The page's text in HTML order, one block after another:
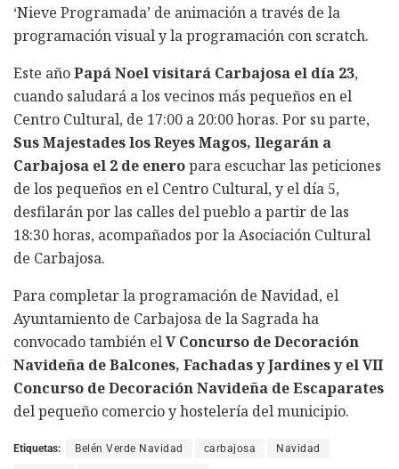
‘Nieve Programada’ de animación a través de la
programación visual y la programación con scratch.
Este añoPapá Noel visitará Carbajosa el día 23,
cuando saludará a los vecinos más pequeños en el
Centro Cultural, de 17:00 a 20:00 horas. Por su parte,
Sus Majestades los Reyes Magos, llegarán a
Carbajosa el 2 de eneropara escuchar las peticiones
de los pequeños en el Centro Cultural, y el día 5,
desfilarán por las calles del pueblo a partir de las
18:30 horas, acompañados por la Asociación Cultural
de Carbajosa.
Para completar la programación de Navidad, el
Ayuntamiento de Carbajosa de la Sagrada ha
convocado también elV Concurso de Decoración
Navideña de Balcones, Fachadas y Jardines y el VII
Concurso de Decoración Navideña de Escaparates
del pequeño comercio y hostelería del municipio.
Etiquetas: Belén Verde Navidad carbajosa Navidad